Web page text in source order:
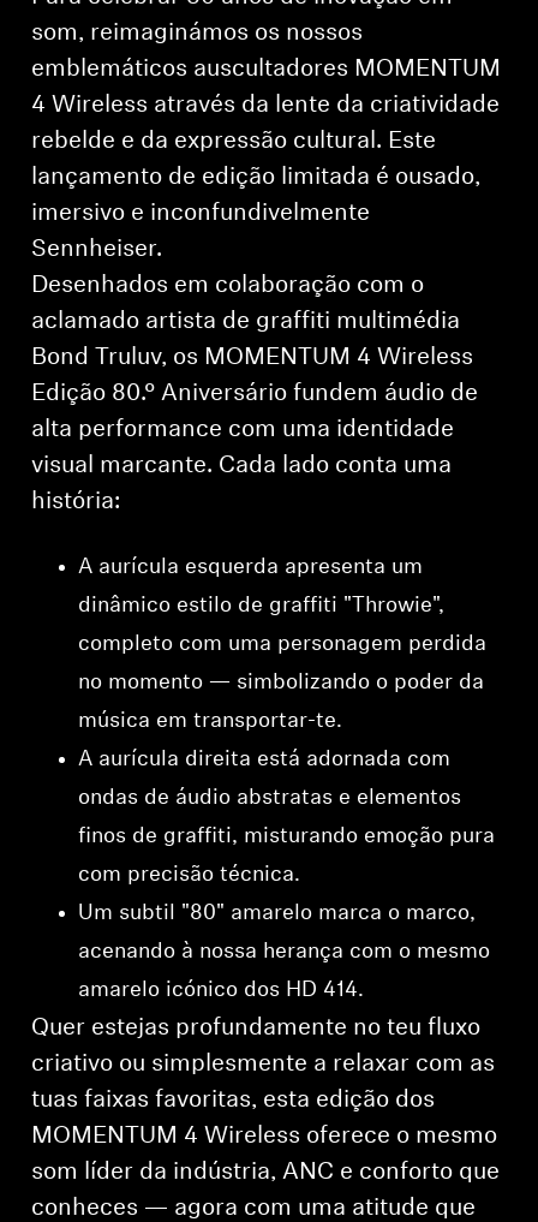
som, reimaginámos os nossos
emblemáticos auscultadores MOMENTUM
4 Wireless através da lente da criatividade
rebelde e da expressão cultural. Este
lançamento de edição limitada é ousado,
imersivo e inconfundivelmente
Sennheiser.
Desenhados em colaboração com o
aclamado artista de graffiti multimédia
Bond Truluv, os MOMENTUM 4 Wireless
Edição 80.º Aniversário fundem áudio de
alta performance com uma identidade
visual marcante. Cada lado conta uma
história:
A aurícula esquerda apresenta um
dinâmico estilo de graffiti "Throwie",
completo com uma personagem perdida
no momento — simbolizando o poder da
música em transportar-te.
A aurícula direita está adornada com
ondas de áudio abstratas e elementos
finos de graffiti, misturando emoção pura
com precisão técnica.
Um subtil "80" amarelo marca o marco,
acenando à nossa herança com o mesmo
amarelo icónico dos HD 414.
Quer estejas profundamente no teu fluxo
criativo ou simplesmente a relaxar com as
tuas faixas favoritas, esta edição dos
MOMENTUM 4 Wireless oferece o mesmo
som líder da indústria, ANC e conforto que
conheces — agora com uma atitude que